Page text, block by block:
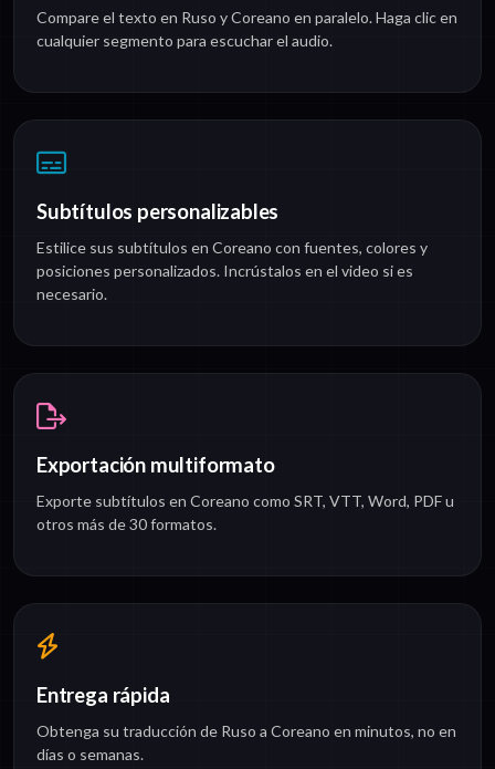
Compare el texto en Ruso y Coreano en paralelo. Haga clic en
cualquier segmento para escuchar el audio.
Subtítulos personalizables
Estilice sus subtítulos en Coreano con fuentes, colores y
posiciones personalizados. Incrústalos en el video si es
necesario.
Exportación multiformato
Exporte subtítulos en Coreano como SRT, VTT, Word, PDF u
otros más de 30 formatos.
Entrega rápida
Obtenga su traducción de Ruso a Coreano en minutos, no en
días o semanas.